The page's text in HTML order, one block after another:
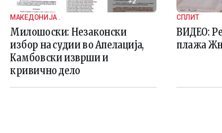
МАКЕДОНИЈА .
Милошоски: Незаконски
избор на судии во Апелација,
Камбовски изврши и
кривично дело
СПЛИТ
ВИДЕО:
плажа